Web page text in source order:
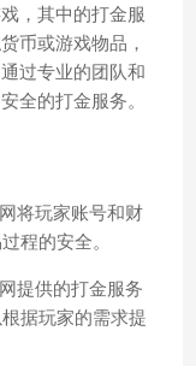
，其中的打金服
币或游戏物品，
过专业的团队和
全的打金服务。
将玩家账号和财
程的安全。
提供的打金服务
据玩家的需求提